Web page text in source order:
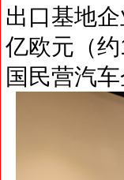
出口基地
亿欧元（
国民营汽车